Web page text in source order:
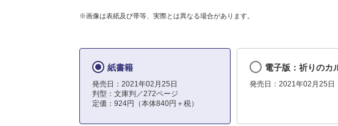
※画像は表紙及び帯等、実際とは異なる場合があります。
紙書籍
発売日：2021年02月25日
判型：文庫判／272ページ
定価：924円（本体840円＋税）
電子版：祈りのカ
発売日：2021年02月25日